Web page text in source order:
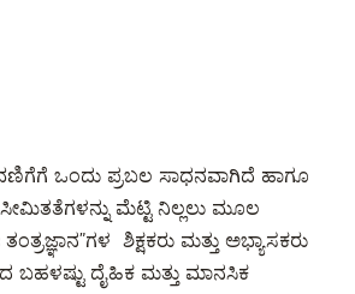
ಒಂದು ಪ್ರಬಲ ಸಾಧನವಾಗಿದೆ ಹಾಗೂ
ಮೆಟ್ಟಿ ನಿಲ್ಲಲು ಮೂಲ
ಶಿಕ್ಷಕರು ಮತ್ತು ಅಭ್ಯಾಸಕರು
ಬಹಳಷ್ಟು ದೈಹಿಕ ಮತ್ತು ಮಾನಸಿಕ